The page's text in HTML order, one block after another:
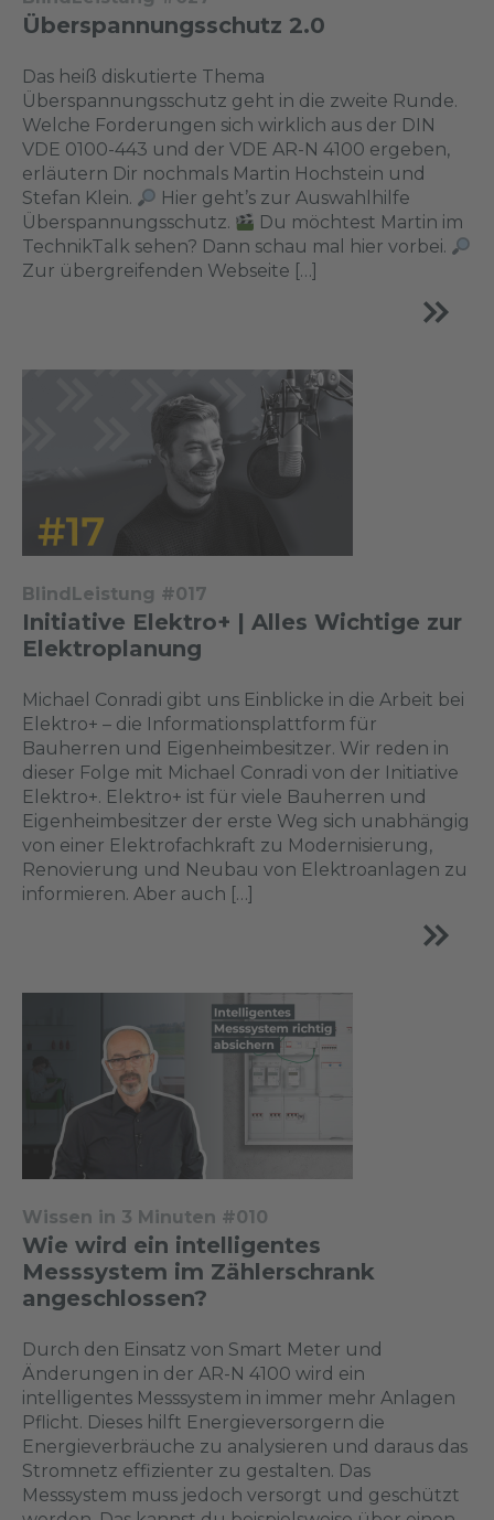
Überspannungsschutz 2.0
Das heiß diskutierte Thema
Überspannungsschutz geht in die zweite Runde.
Welche Forderungen sich wirklich aus der DIN
VDE 0100-443 und der VDE AR-N 4100 ergeben,
erläutern Dir nochmals Martin Hochstein und
Stefan Klein.
Hier geht’s zur Auswahlhilfe
Überspannungsschutz.
Du möchtest Martin im
TechnikTalk sehen? Dann schau mal hier vorbei.
Zur übergreifenden Webseite […]
BlindLeistung #017
Initiative Elektro+ | Alles Wichtige zur
Elektroplanung
Michael Conradi gibt uns Einblicke in die Arbeit bei
Elektro+ – die Informationsplattform für
Bauherren und Eigenheimbesitzer. Wir reden in
dieser Folge mit Michael Conradi von der Initiative
Elektro+. Elektro+ ist für viele Bauherren und
Eigenheimbesitzer der erste Weg sich unabhängig
von einer Elektrofachkraft zu Modernisierung,
Renovierung und Neubau von Elektroanlagen zu
informieren. Aber auch […]
Wissen in 3 Minuten #010
Wie wird ein intelligentes
Messsystem im Zählerschrank
angeschlossen?
Durch den Einsatz von Smart Meter und
Änderungen in der AR-N 4100 wird ein
intelligentes Messsystem in immer mehr Anlagen
Pflicht. Dieses hilft Energieversorgern die
Energieverbräuche zu analysieren und daraus das
Stromnetz effizienter zu gestalten. Das
Messsystem muss jedoch versorgt und geschützt